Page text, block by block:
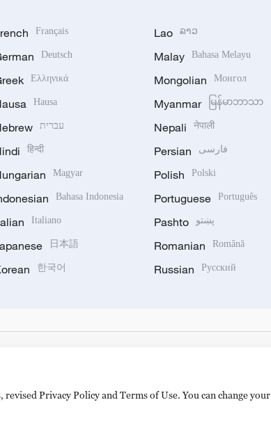
Français
Deutsch
Ελληνικά
Hausa
עברית
हिन्दी
Magyar
Bahasa Indonesia
Italiano
日本語
한국어
Lao ລາວ
Malay Bahasa Melayu
Mongolian Монгол
Myanmar မြန်မာဘာသာ
Nepali नेपाली
Persian فارسی
Polish Polski
Portuguese Português
Pashto پښتو
Romanian Română
Russian Русский
Privacy Policy and Terms of Use. You can change your